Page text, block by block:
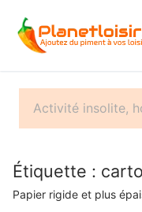
contenu
Étiquette :
Papier rigide et plus